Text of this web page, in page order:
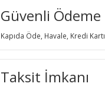
Güvenli Ödeme
Kapıda Öde, Havale, Kredi Kartı
Taksit İmkanı